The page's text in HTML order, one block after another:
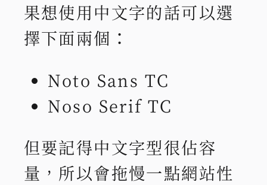
果想使用中文字的話可以選
擇下面兩個：
Noto Sans TC
Noso Serif TC
但要記得中文字型很佔容
量，所以會拖慢一點網站性